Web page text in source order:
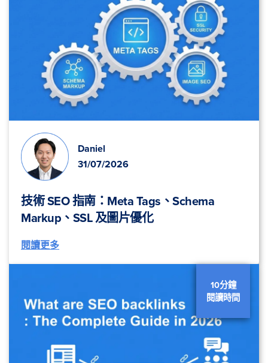
Daniel
31/07/2026
技術 SEO 指南：Meta Tags、Schema
Markup、SSL 及圖片優化
閱讀更多
10分鐘
閱讀時間